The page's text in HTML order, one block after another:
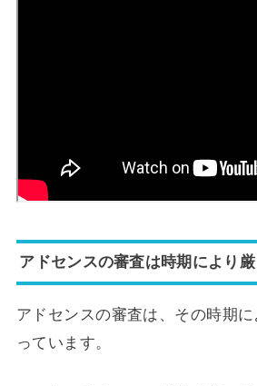
アドセンスの審査は時期により
アドセンスの審査は、その時期
っています。